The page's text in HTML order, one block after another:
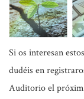
Si os interesan
dudéis en
Auditorio el